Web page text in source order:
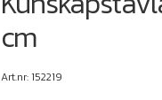
cm
Art.nr: 152219